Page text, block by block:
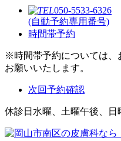
050-5533-6326
(自動予約専用番号)
時間帯予約
※時間帯予約については、
お願いいたします。
次回予約確認
休診日 水曜、土曜午後、日